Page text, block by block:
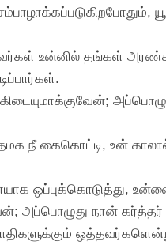
உன்னில் தங்கள்
நீ கைகொட்டி, உன்
ஒப்புக்கொடுத்து,
அப்பொழுது நான்